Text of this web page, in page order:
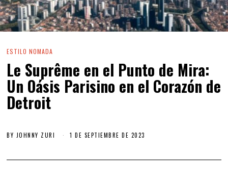
ESTILO NOMADA
Le Suprême en el Punto de Mira:
Un Oásis Parisino en el Corazón de
Detroit
BY JOHNNY ZURI 1 DE SEPTIEMBRE DE 2023